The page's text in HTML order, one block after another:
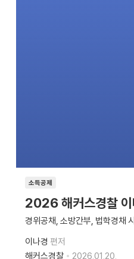
소득공제
2026 해커스경찰 이
경위공채, 소방간부, 법학경채
이나경 편저
해커스경찰
2026.01.20.